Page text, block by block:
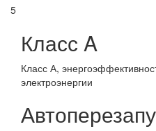
5
Класс A
Класс А,
электроэнергии